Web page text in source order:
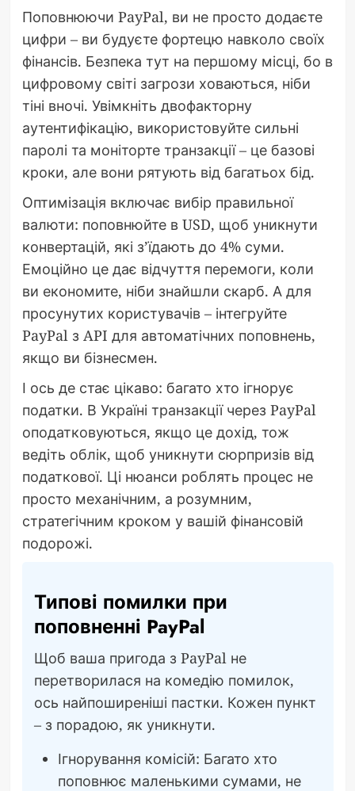
Поповнюючи PayPal, ви не просто додаєте
цифри – ви будуєте фортецю навколо своїх
фінансів. Безпека тут на першому місці, бо в
цифровому світі загрози ховаються, ніби
тіні вночі. Увімкніть двофакторну
аутентифікацію, використовуйте сильні
паролі та моніторте транзакції – це базові
кроки, але вони рятують від багатьох бід.
Оптимізація включає вибір правильної
валюти: поповнюйте в USD, щоб уникнути
конвертацій, які з’їдають до 4% суми.
Емоційно це дає відчуття перемоги, коли
ви економите, ніби знайшли скарб. А для
просунутих користувачів – інтегруйте
PayPal з API для автоматічних поповнень,
якщо ви бізнесмен.
І ось де стає цікаво: багато хто ігнорує
податки. В Україні транзакції через PayPal
оподатковуються, якщо це дохід, тож
ведіть облік, щоб уникнути сюрпризів від
податкової. Ці нюанси роблять процес не
просто механічним, а розумним,
стратегічним кроком у вашій фінансовій
подорожі.
Типові помилки при
поповненні PayPal
Щоб ваша пригода з PayPal не
перетворилася на комедію помилок,
ось найпоширеніші пастки. Кожен пункт
– з порадою, як уникнути.
Ігнорування комісій: Багато хто
поповнює маленькими сумами, не